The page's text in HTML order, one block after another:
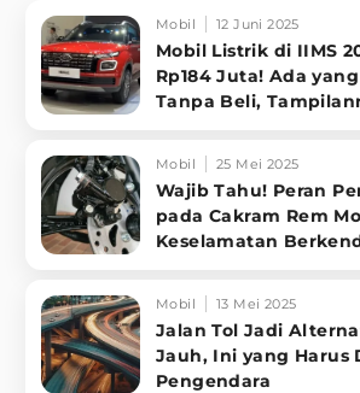
Mobil 12 Juni 2025
Mobil Listrik di IIMS
Rp184 Juta! Ada
Tanpa Beli,
Mobil 25 Mei 2025
Wajib Tahu! Peran
pada Cakram Rem
Keselamatan
Mobil 13 Mei 2025
Jalan Tol Jadi
Jauh, Ini yang Harus
Pengendara